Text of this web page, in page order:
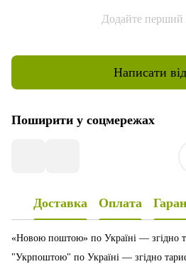
Додайте перший
Написати
Поширити у соцмережах
Доставка Оплата
«Новою поштою» по Україні — згідно
"Укрпоштою" по Україні — згідно